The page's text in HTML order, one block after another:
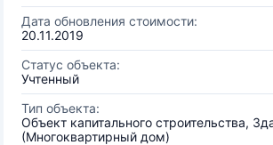
Дата обновления стоимости:
20.11.2019
Статус объекта:
Учтенный
Тип объекта:
Объект капитального строительства,
(Многоквартирный дом)